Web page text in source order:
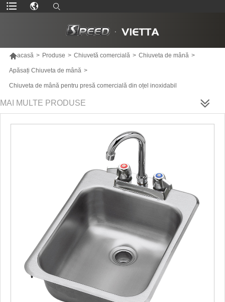
acasă > Produse > Chiuvetă comercială > Chiuveta de mână >
Apăsați Chiuveta de mână >
Chiuveta de mână pentru presă comercială din oțel inoxidabil
MAI MULTE PRODUSE